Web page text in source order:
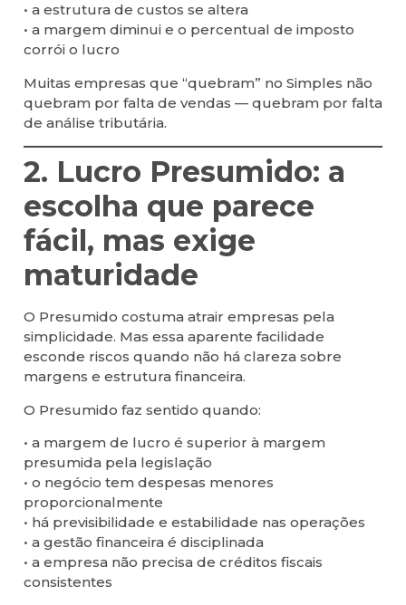
• a estrutura de custos se altera
• a margem diminui e o percentual de imposto
corrói o lucro
Muitas empresas que “quebram” no Simples não
quebram por falta de vendas — quebram por falta
de análise tributária.
2. Lucro Presumido: a
escolha que parece
fácil, mas exige
maturidade
O Presumido costuma atrair empresas pela
simplicidade. Mas essa aparente facilidade
esconde riscos quando não há clareza sobre
margens e estrutura financeira.
O Presumido faz sentido quando:
• a margem de lucro é superior à margem
presumida pela legislação
• o negócio tem despesas menores
proporcionalmente
• há previsibilidade e estabilidade nas operações
• a gestão financeira é disciplinada
• a empresa não precisa de créditos fiscais
consistentes